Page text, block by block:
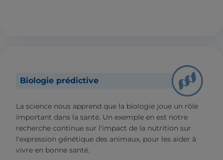
Biologie prédictive
La science nous apprend que la biologie joue un rôle
important dans la santé. Un exemple en est notre
recherche continue sur l'impact de la nutrition sur
l'expression génétique des animaux, pour les aider à
vivre en bonne santé.